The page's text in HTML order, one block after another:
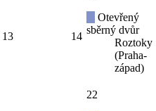
13 14
Otevřený
sběrný dvůr
Roztoky
(Praha-
západ)
22